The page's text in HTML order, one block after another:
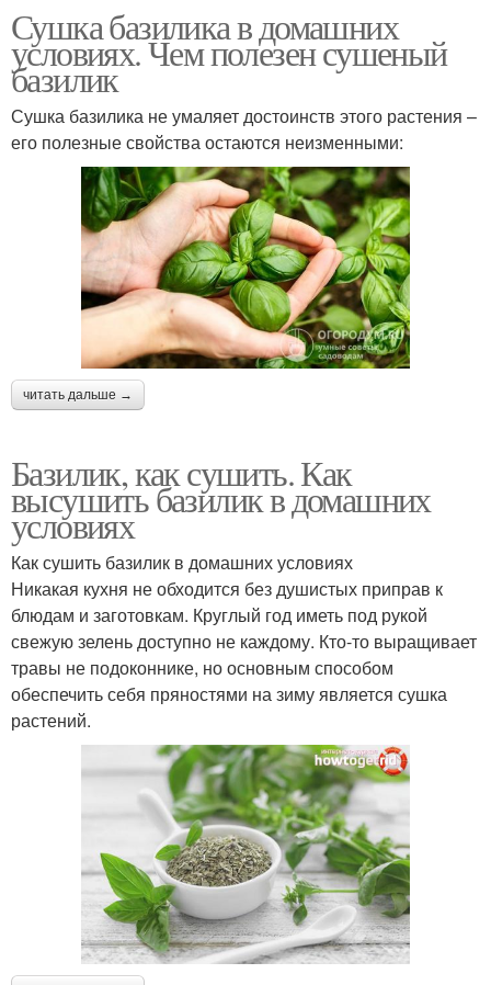
Сушка базилика в домашних
условиях. Чем полезен сушеный
базилик
Сушка базилика не умаляет достоинств этого растения –
его полезные свойства остаются неизменными:
читать дальше →
Базилик, как сушить. Как
высушить базилик в домашних
условиях
Как сушить базилик в домашних условиях
Никакая кухня не обходится без душистых приправ к
блюдам и заготовкам. Круглый год иметь под рукой
свежую зелень доступно не каждому. Кто-то выращивает
травы не подоконнике, но основным способом
обеспечить себя пряностями на зиму является сушка
растений.